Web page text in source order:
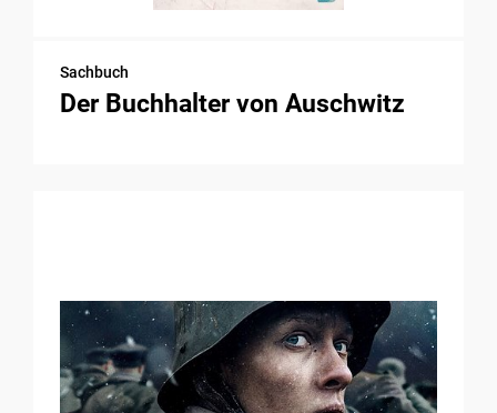
Sachbuch
Der Buchhalter von Auschwitz